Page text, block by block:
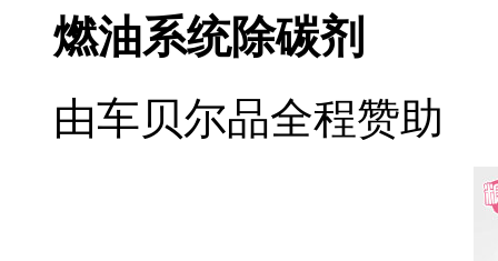
燃油系统除碳剂
由车贝尔品全程赞助